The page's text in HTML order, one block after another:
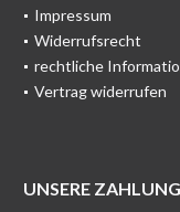
Impressum
Widerrufsrecht
rechtliche
Vertrag widerrufen
UNSERE